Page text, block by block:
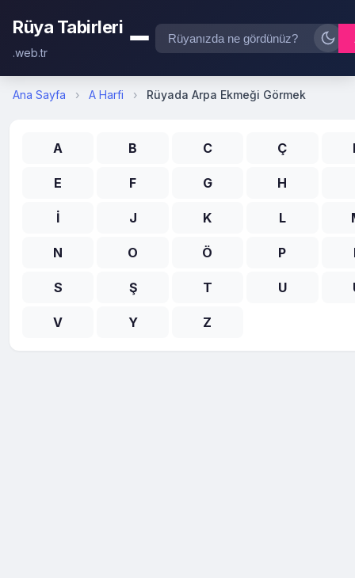
Rüya Tabirleri
.web.tr
Ana Sayfa › A Harfi › Rüyada Arpa Ekmeği Görmek
A B C Ç
E F G H
İ J K L
N O Ö P
S Ş T U
V Y Z